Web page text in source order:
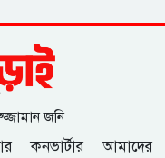
জনি
কনভার্টার
আমাদের